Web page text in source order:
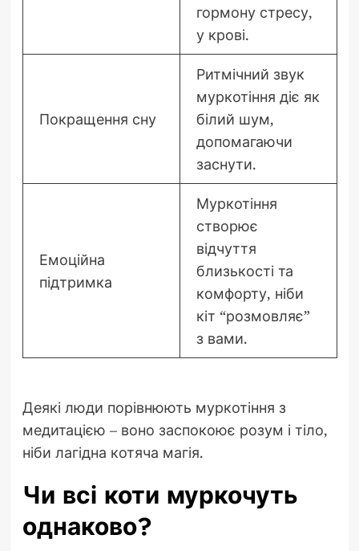
гормону стресу,
у крові.
Покращення сну
Ритмічний звук
муркотіння діє як
білий шум,
допомагаючи
заснути.
Емоційна
підтримка
Муркотіння
створює
відчуття
близькості та
комфорту, ніби
кіт “розмовляє”
з вами.
Деякі люди порівнюють муркотіння з
медитацією – воно заспокоює розум і тіло,
ніби лагідна котяча магія.
Чи всі коти муркочуть
однаково?